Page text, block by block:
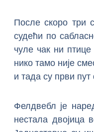
После скоро три
судећи по
чуле чак ни
нико тамо није
и тада су први пут
Фелдвебл је
нестала двојица